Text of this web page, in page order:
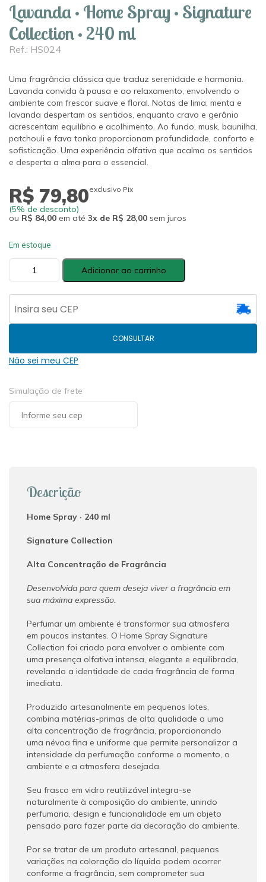
Lavanda · Home Spray · Signature
Collection · 240 ml
Ref.: HS024
Uma fragrância clássica que traduz serenidade e harmonia.
Lavanda convida à pausa e ao relaxamento, envolvendo o
ambiente com frescor suave e floral. Notas de lima, menta e
lavanda despertam os sentidos, enquanto cravo e gerânio
acrescentam equilíbrio e acolhimento. Ao fundo, musk, baunilha,
patchouli e fava tonka proporcionam profundidade, conforto e
sofisticação. Uma experiência olfativa que acalma os sentidos
e desperta a alma para o essencial.
R$ 79,80exclusivo Pix
(5% de desconto)
ou R$ 84,00 em até 3x de R$ 28,00 sem juros
Em estoque
Lavanda
Home
Signature
Collection
·
quantidade
Adicionar ao carrinho
CONSULTAR
Não sei meu CEP
Simulação de frete
Descrição
Home Spray · 240 ml
Signature Collection
Alta Concentração de Fragrância
Desenvolvida para quem deseja viver a fragrância em
sua máxima expressão.
Perfumar um ambiente é transformar sua atmosfera
em poucos instantes. O Home Spray Signature
Collection foi criado para envolver o ambiente com
uma presença olfativa intensa, elegante e equilibrada,
revelando a identidade de cada fragrância de forma
imediata.
Produzido artesanalmente em pequenos lotes,
combina matérias-primas de alta qualidade a uma
alta concentração de fragrância, proporcionando
uma névoa fina e uniforme que permite personalizar a
intensidade da perfumação conforme o momento, o
ambiente e a atmosfera desejada.
Seu frasco em vidro reutilizável integra-se
naturalmente à composição do ambiente, unindo
perfumaria, design e funcionalidade em um objeto
pensado para fazer parte da decoração do ambiente.
Por se tratar de um produto artesanal, pequenas
variações na coloração do líquido podem ocorrer
conforme a fragrância, sem comprometer sua